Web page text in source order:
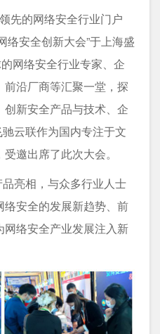
先的网络安全行业门户
络安全创新大会”于上海盛
网络安全行业专家、企
沿厂商等汇聚一堂，探
新安全产品与技术、企
云联作为国内专注于文
邀出席了此次大会。
亮相，与众多行业人士
安全的发展新趋势、前
络安全产业发展注入新